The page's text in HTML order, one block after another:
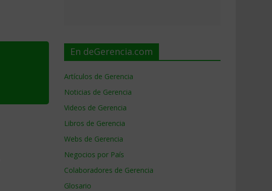
En deGerencia.com
Artículos de Gerencia
Noticias de Gerencia
Videos de Gerencia
Libros de Gerencia
Webs de Gerencia
Negocios por País
Colaboradores de Gerencia
Glosario